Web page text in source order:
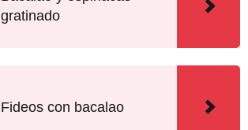
gratinado
Fideos con bacalao